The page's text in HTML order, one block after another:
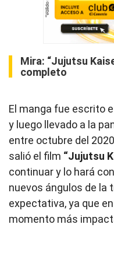
Mira: “Jujutsu
completo
El manga fue escrito
y luego llevado a la
entre octubre del
salió el film “Jujutsu
continuar y lo hará
nuevos ángulos de la
expectativa, ya que
momento más